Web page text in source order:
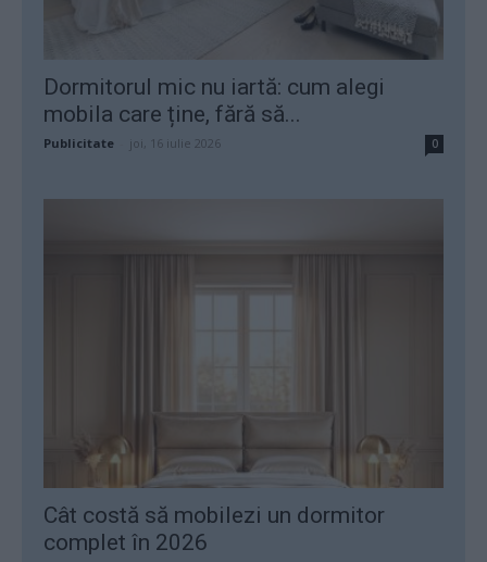
Dormitorul mic nu iartă: cum alegi
mobila care ține, fără să...
Publicitate joi, 16 iulie 2026 0
Cât costă să mobilezi un dormitor
complet în 2026